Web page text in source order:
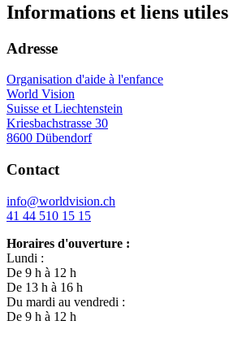
Informations et liens utiles
Adresse
Organisation d'aide à l'enfance
World Vision
Suisse et Liechtenstein
Kriesbachstrasse 30
8600 Dübendorf
Contact
info@worldvision.ch
41 44 510 15 15
Horaires d'ouverture :
Lundi :
De 9 h à 12 h
De 13 h à 16 h
Du mardi au vendredi :
De 9 h à 12 h